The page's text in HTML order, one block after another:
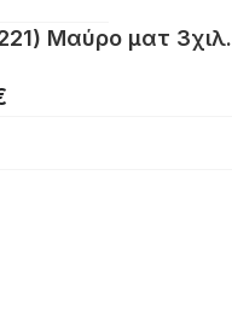
Μαύρο ματ 3χιλ.